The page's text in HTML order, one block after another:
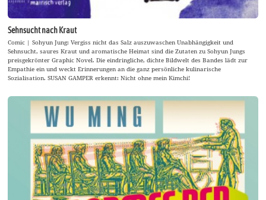
Sehnsucht nach Kraut
Comic | Sohyun Jung: Vergiss nicht das Salz auszuwaschen Unabhängigkeit und
Sehnsucht, saures Kraut und aromatische Heimat sind die Zutaten zu Sohyun Jungs
preisgekrönter Graphic Novel. Die eindringliche, dichte Bildwelt des Bandes lädt zur
Empathie ein und weckt Erinnerungen an die ganz persönliche kulinarische
Sozialisation. SUSAN GAMPER erkennt: Nicht ohne mein Kimchi!